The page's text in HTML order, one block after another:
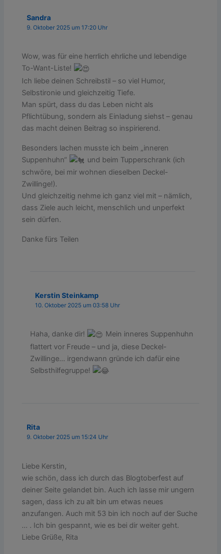
Sandra
9. Oktober 2025 um 17:20 Uhr
Wow, was für eine herrlich ehrliche und lebendige
To-Want-Liste!
Ich liebe deinen Schreibstil – so viel Humor,
Selbstironie und gleichzeitig Tiefe.
Man spürt, dass du das Leben nicht als
Pflichtübung, sondern als Einladung siehst – genau
das macht deinen Beitrag so inspirierend.
Besonders lachen musste ich beim „inneren
Suppenhuhn“
und beim Tupperschrank (ich
schwöre, bei mir wohnen dieselben Deckel-
Zwillinge!).
Und gleichzeitig nehme ich ganz viel mit – nämlich,
dass Ziele auch leicht, menschlich und unperfekt
sein dürfen.
Danke fürs Teilen
Kerstin Steinkamp
10. Oktober 2025 um 03:58 Uhr
Haha, danke dir!
Mein inneres Suppenhuhn
flattert vor Freude – und ja, diese Deckel-
Zwillinge… irgendwann gründe ich dafür eine
Selbsthilfegruppe!
Rita
9. Oktober 2025 um 15:24 Uhr
Liebe Kerstin,
wie schön, dass ich durch das Blogtoberfest auf
deiner Seite gelandet bin. Auch ich lasse mir ungern
sagen, dass ich zu alt bin um etwas neues
anzufangen. Auch mit 53 bin ich noch auf der Suche
… . Ich bin gespannt, wie es bei dir weiter geht.
Liebe Grüße, Rita